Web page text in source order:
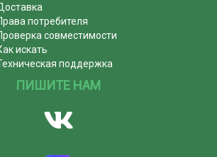
потребителя
совместимости
искать
поддержка
ПИШИТЕ НАМ